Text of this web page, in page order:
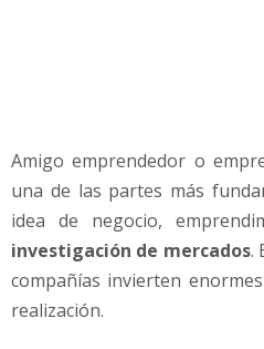
s
P
r
o
e
Amigo emprendedor o
una de las partes más
idea de negocio,
investigación de mercados.
compañías invierten
realización.